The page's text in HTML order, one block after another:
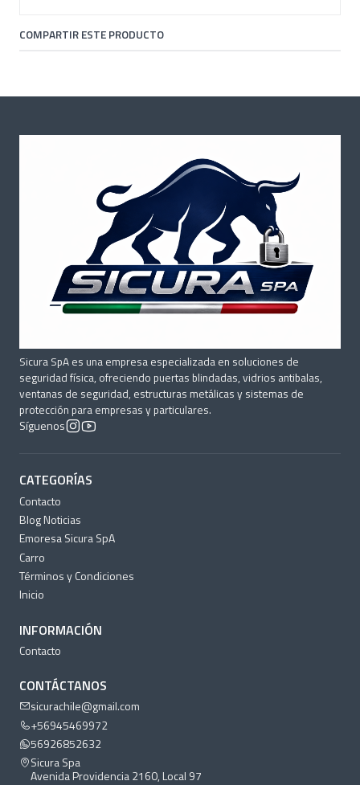
COMPARTIR ESTE PRODUCTO
Sicura SpA es una empresa especializada en soluciones de
seguridad física, ofreciendo puertas blindadas, vidrios antibalas,
ventanas de seguridad, estructuras metálicas y sistemas de
protección para empresas y particulares.
Síguenos
CATEGORÍAS
Contacto
Blog Noticias
Emoresa Sicura SpA
Carro
Términos y Condiciones
Inicio
INFORMACIÓN
Contacto
CONTÁCTANOS
sicurachile@gmail.com
+56945469972
56926852632
Sicura Spa
Avenida Providencia 2160, Local 97